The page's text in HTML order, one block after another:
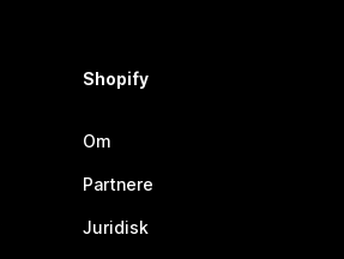
Shopify
Om
Partnere
Juridisk